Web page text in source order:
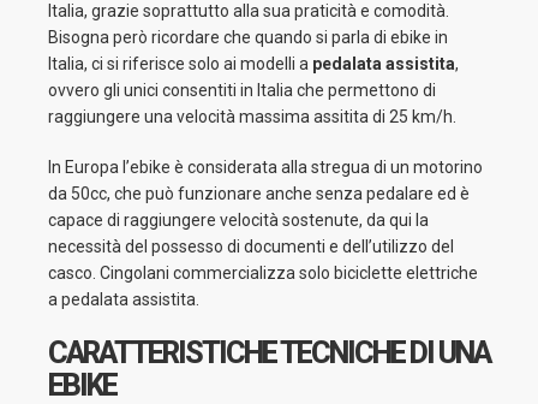
Italia, grazie soprattutto alla sua praticità e comodità.
Bisogna però ricordare che quando si parla di ebike in
Italia, ci si riferisce solo ai modelli a pedalata assistita,
ovvero gli unici consentiti in Italia che permettono di
raggiungere una velocità massima assitita di 25 km/h.
In Europa l’ebike è considerata alla stregua di un motorino
da 50cc, che può funzionare anche senza pedalare ed è
capace di raggiungere velocità sostenute, da qui la
necessità del possesso di documenti e dell’utilizzo del
casco. Cingolani commercializza solo biciclette elettriche
a pedalata assistita.
CARATTERISTICHE TECNICHE DI UNA
EBIKE